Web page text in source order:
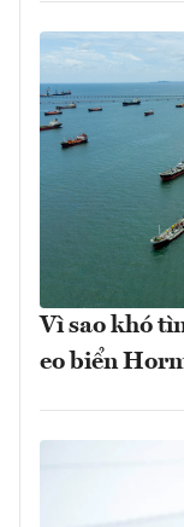
Vì sao khó
eo biển